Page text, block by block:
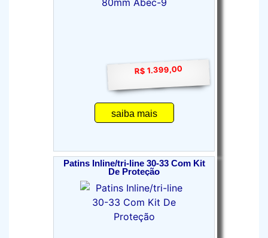
R$ 1.399,00
saiba mais
Patins Inline/tri-line 30-33 Com Kit
De Proteção